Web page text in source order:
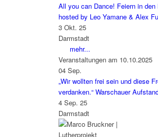
All you can Dance! Feiern in den
hosted by Leo Yamane & Alex
3 Okt. 25
Darmstadt
mehr...
Veranstaltungen am 10.10.2025
04 Sep.
„Wir wollten frei sein und diese
verdanken.“ Warschauer
4 Sep. 25
Darmstadt